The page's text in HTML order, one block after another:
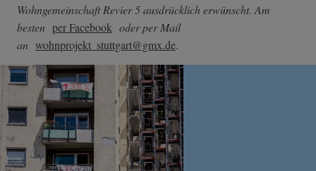
Wohngemeinschaft Revier 5 ausdrücklich erwünscht. Am
besten per Facebook oder per Mail
an wohnprojekt_stuttgart@gmx.de.